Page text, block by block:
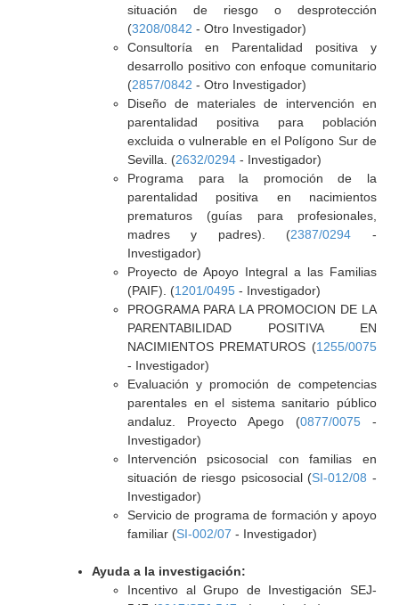
situación de riesgo o desprotección
(3208/0842 - Otro Investigador)
Consultoría en Parentalidad positiva y
desarrollo positivo con enfoque comunitario
(2857/0842 - Otro Investigador)
Diseño de materiales de intervención en
parentalidad positiva para población
excluida o vulnerable en el Polígono Sur de
Sevilla. (2632/0294- Investigador)
Programa para la promoción de la
parentalidad positiva en nacimientos
prematuros (guías para profesionales,
madres y padres). (2387/0294 -
Investigador)
Proyecto de Apoyo Integral a las Familias
(PAIF). (1201/0495- Investigador)
PROGRAMA PARA LA PROMOCION DE LA
PARENTABILIDAD POSITIVA EN
NACIMIENTOS PREMATUROS (1255/0075
- Investigador)
Evaluación y promoción de competencias
parentales en el sistema sanitario público
andaluz. Proyecto Apego (0877/0075-
Investigador)
Intervención psicosocial con familias en
situación de riesgo psicosocial (SI-012/08 -
Investigador)
Servicio de programa de formación y apoyo
familiar (SI-002/07 - Investigador)
Ayuda a la investigación:
Incentivo al Grupo de Investigación SEJ-